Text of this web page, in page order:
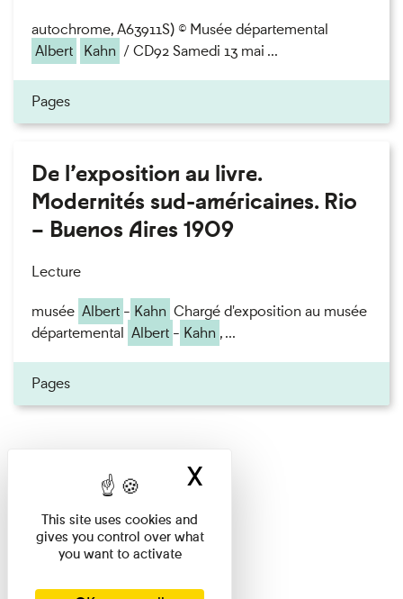
autochrome, A63911S) © Musée départemental
Albert
Kahn / CD92 Samedi 13 mai ...
Pages
De l’exposition au livre.
Modernités sud-américaines. Rio
– Buenos Aires 1909
Lecture
musée Albert - Kahn Chargé d'exposition au musée
départemental Albert - Kahn , ...
Pages
This site uses cookies and
gives you control over what
you want to activate
X